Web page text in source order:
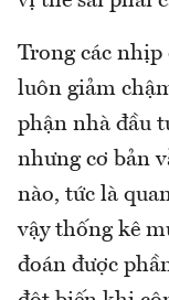
Trong các nhịp
luôn giảm
phận nhà đầu
nhưng cơ bản
nào, tức là
vậy thống kê
đoán được